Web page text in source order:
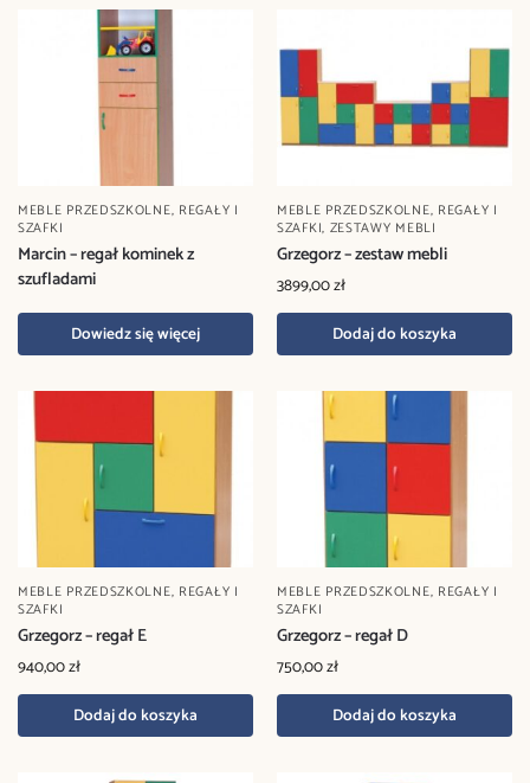
MEBLE PRZEDSZKOLNE, REGAŁY I
SZAFKI
Marcin – regał kominek z
szufladami
Dowiedz się więcej
MEBLE PRZEDSZKOLNE, REGAŁY I
SZAFKI, ZESTAWY MEBLI
Grzegorz – zestaw mebli
3899,00zł
Dodaj do koszyka
MEBLE PRZEDSZKOLNE, REGAŁY I
SZAFKI
Grzegorz – regał E
940,00zł
Dodaj do koszyka
MEBLE PRZEDSZKOLNE, REGAŁY I
SZAFKI
Grzegorz – regał D
750,00zł
Dodaj do koszyka